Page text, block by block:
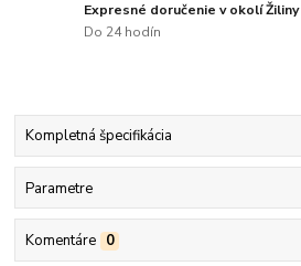
Expresné doručenie v okolí Žiliny
Do 24 hodín
Kompletná špecifikácia
Parametre
Komentáre 0